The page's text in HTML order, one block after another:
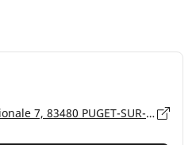
ZI Les Plaines, Route Nationale 7, 83480 PUGET-SUR-ARGENS